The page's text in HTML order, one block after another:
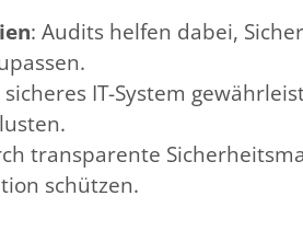
: Audits helfen dabei,
sicheres IT-System
transparente
schützen.